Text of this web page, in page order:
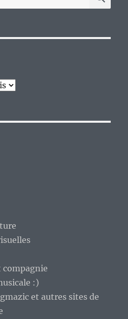
compagnie
:)
et autres sites de